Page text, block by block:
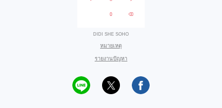
DIDI SHE SOHO
หมายเหตุ
รายงานปัญหา